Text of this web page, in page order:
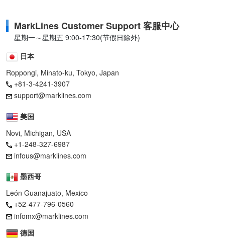
MarkLines Customer Support 客服中心
星期一～星期五 9:00-17:30(节假日除外)
日本
Roppongi, Minato-ku, Tokyo, Japan
+81-3-4241-3907
support@marklines.com
美国
Novi, Michigan, USA
+1-248-327-6987
infous@marklines.com
墨西哥
León Guanajuato, Mexico
+52-477-796-0560
infomx@marklines.com
德国